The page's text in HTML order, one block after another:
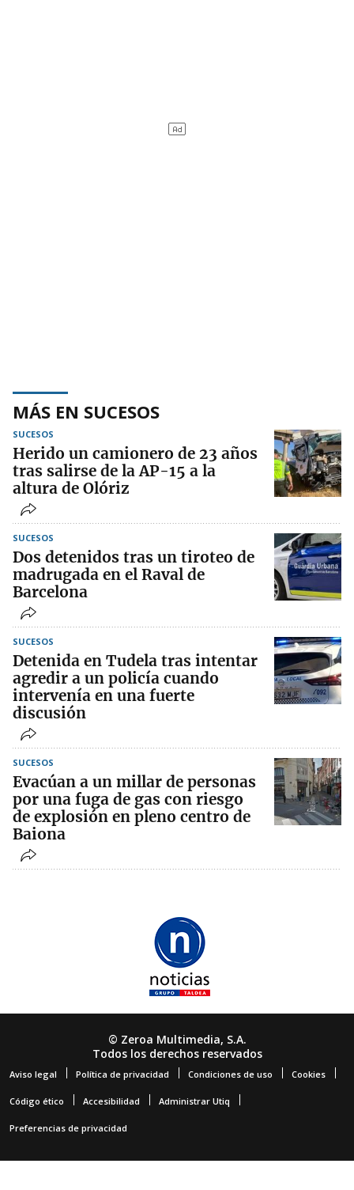
MÁS EN SUCESOS
SUCESOS
Herido un camionero de 23 años
tras salirse de la AP-15 a la
altura de Olóriz
SUCESOS
Dos detenidos tras un tiroteo de
madrugada en el Raval de
Barcelona
SUCESOS
Detenida en Tudela tras intentar
agredir a un policía cuando
intervenía en una fuerte
discusión
SUCESOS
Evacúan a un millar de personas
por una fuga de gas con riesgo
de explosión en pleno centro de
Baiona
© Zeroa Multimedia, S.A.
Todos los derechos reservados
Aviso legal Política de privacidad Condiciones de uso Cookies
Código ético Accesibilidad Administrar Utiq
Preferencias de privacidad